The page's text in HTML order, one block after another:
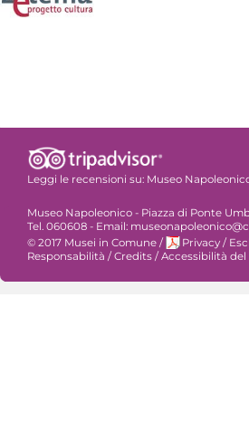
Leggi le recensioni su: Museo
Museo Napoleonico - Piazza di Ponte
Tel. 060608 - Email:
© 2017 Musei in Comune / Privacy /
Responsabilità / Credits / Accessibilità